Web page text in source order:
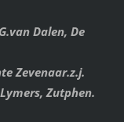
Dalen, De
Zevenaar.z.j.
Zutphen.